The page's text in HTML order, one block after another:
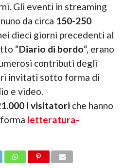
Gli eventi in streaming
da circa 150-250
dieci giorni precedenti al
“Diario di bordo“, erano
contributi degli
invitati sotto forma di
e video.
i visitatori che hanno
letteratura-